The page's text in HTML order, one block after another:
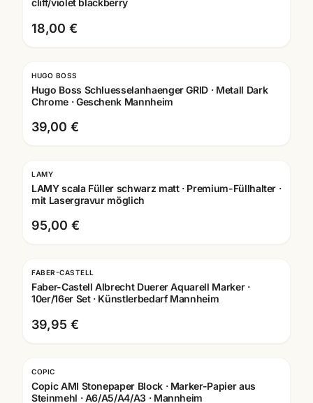
cliff/violet blackberry
18,00 €
HUGO BOSS
Hugo Boss Schluesselanhaenger GRID · Metall Dark
Chrome · Geschenk Mannheim
39,00 €
Gravur
LAMY
LAMY scala Füller schwarz matt · Premium-Füllhalter ·
mit Lasergravur möglich
95,00 €
FABER-CASTELL
Faber-Castell Albrecht Duerer Aquarell Marker ·
10er/16er Set · Künstlerbedarf Mannheim
39,95 €
COPIC
Copic AMI Stonepaper Block · Marker-Papier aus
Steinmehl · A6/A5/A4/A3 · Mannheim